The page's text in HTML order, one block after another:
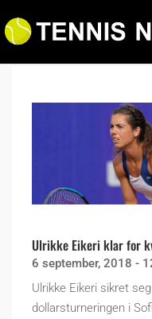
Ulrikke Eikeri klar for
6 september, 2018 -
Ulrikke Eikeri sikret
dollarsturneringen i